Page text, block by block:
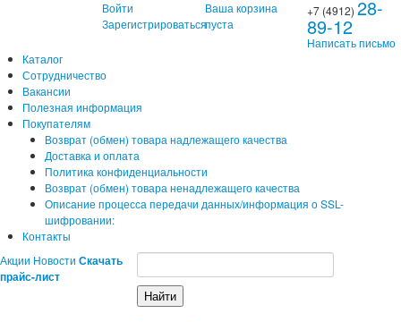
Войти
Зарегистрироваться
Ваша корзина
пуста
+7 (4912)28-
89-12
Написать письмо
Каталог
Сотрудничество
Вакансии
Полезная информация
Покупателям
Возврат (обмен) товара надлежащего качества
Доставка и оплата
Политика конфиденциальности
Возврат (обмен) товара ненадлежащего качества
Описание процесса передачи данных/информация о SSL-
шифровании:
Контакты
Акции Новости Скачать
прайс-лист